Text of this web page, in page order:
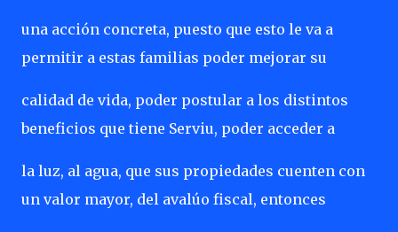
una acción concreta, puesto que esto le va a
permitir a estas familias poder mejorar su
calidad de vida, poder postular a los distintos
beneficios que tiene Serviu, poder acceder a
la luz, al agua, que sus propiedades cuenten con
un valor mayor, del avalúo fiscal, entonces